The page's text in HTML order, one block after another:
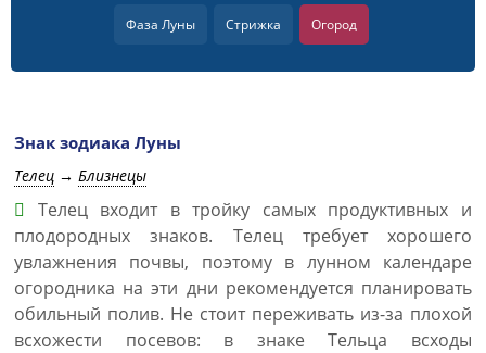
Фаза Луны Стрижка Огород
Знак зодиака Луны
Телец → Близнецы
Телец входит в тройку самых продуктивных и
плодородных знаков. Телец требует хорошего
увлажнения почвы, поэтому в лунном календаре
огородника на эти дни рекомендуется планировать
обильный полив. Не стоит переживать из-за плохой
всхожести посевов: в знаке Тельца всходы